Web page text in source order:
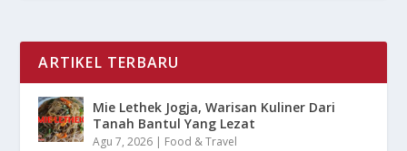
ARTIKEL TERBARU
Mie Lethek Jogja, Warisan Kuliner Dari
Tanah Bantul Yang Lezat
Agu 7, 2026 | Food & Travel